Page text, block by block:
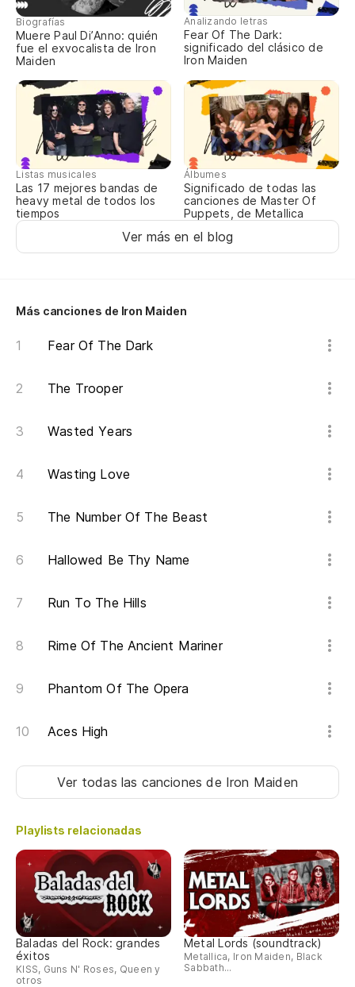
Biografías
Muere Paul Di’Anno: quién
fue el exvocalista de Iron
Maiden
Analizando letras
Fear Of The Dark:
significado del clásico de
Iron Maiden
Listas musicales
Las 17 mejores bandas de
heavy metal de todos los
tiempos
Álbumes
Significado de todas las
canciones de Master Of
Puppets, de Metallica
Ver más en el blog
Más canciones de Iron Maiden
Fear Of The Dark
The Trooper
Wasted Years
Wasting Love
The Number Of The Beast
Hallowed Be Thy Name
Run To The Hills
Rime Of The Ancient Mariner
Phantom Of The Opera
Aces High
Ver todas las cancionesde Iron Maiden
Playlists relacionadas
Baladas del Rock: grandes
éxitos
KISS, Guns N' Roses, Queen y
otros
Metal Lords (soundtrack)
Metallica, Iron Maiden, Black
Sabbath...